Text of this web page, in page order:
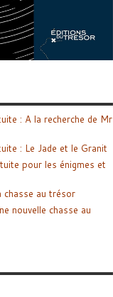
: A la recherche de Mr
: Le Jade et le Granit
pour les énigmes et
chasse au trésor
nouvelle chasse au